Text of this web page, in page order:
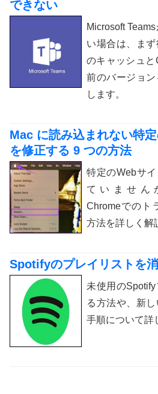
できない
Microsoft
い場合は、ま
のキャッシュと
前のバージョ
します。
Mac に読み込まれない特
を修正する 9 つの方法
特定のWebサ
ていません
Chromeでのト
方法を詳しく解
Spotifyのプレイリストを
未使用の
る方法や、新
手順について詳